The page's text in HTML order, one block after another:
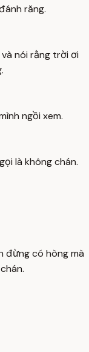
răng.
nói rằng trời ơi
ngồi xem.
là không chán.
đừng có hòng mà